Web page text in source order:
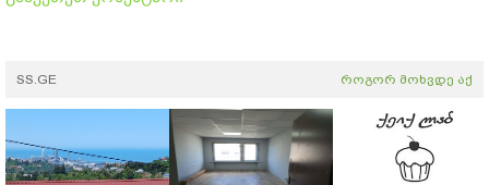
SS.GE როგორ მოხვდე აქ